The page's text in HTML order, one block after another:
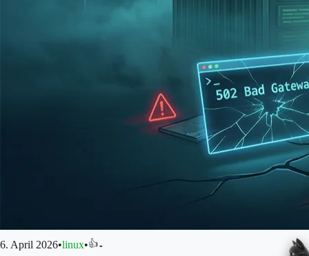
6. April 2026•linux•👍-